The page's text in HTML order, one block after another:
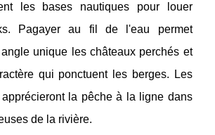
les bases nautiques pour louer
Pagayer au fil de l'eau permet
unique les châteaux perchés et
qui ponctuent les berges. Les
la pêche à la ligne dans
de la rivière.